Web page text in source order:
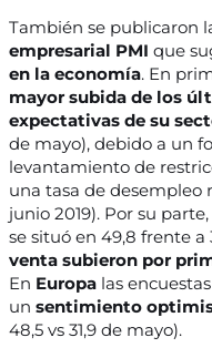
También se publicaron
empresarial PMI que
en la economía. En
mayor subida de los
expectativas de su
de mayo), debido a un
levantamiento de
una tasa de desempleo
junio 2019). Por su
se situó en 49,8 frente a
venta subieron por
En Europa las
un sentimiento
48,5 vs 31,9 de mayo).